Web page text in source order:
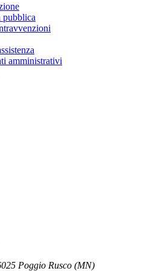
pubblica
amministrativi
Poggio Rusco (MN)